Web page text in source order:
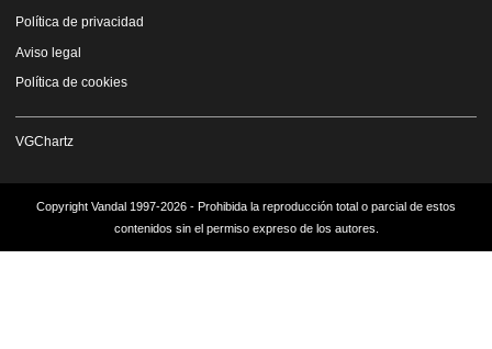
Política de privacidad
Aviso legal
Política de cookies
VGChartz
Copyright Vandal 1997-2026 - Prohibida la reproducción total o parcial de estos
contenidos sin el permiso expreso de los autores.